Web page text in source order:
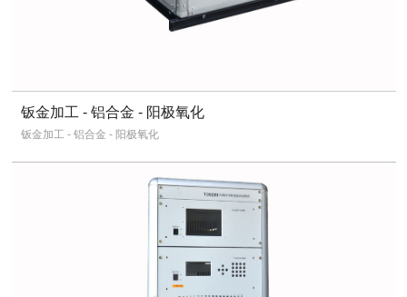
钣金加工 - 铝合金 - 阳极氧化
钣金加工 - 铝合金 - 阳极氧化